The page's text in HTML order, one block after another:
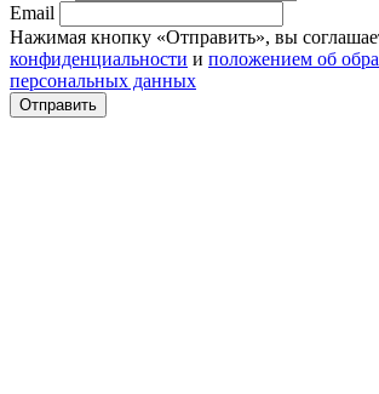
Email
Нажимая кнопку «Отправить», вы
конфиденциальности и положением об
персональных данных
Отправить